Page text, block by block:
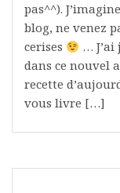
pas^^).
blog, ne venez
cerises
…
dans ce nouvel
recette
vous livre […]